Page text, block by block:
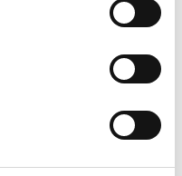
dan om
en drankjes. Werkt
woning op